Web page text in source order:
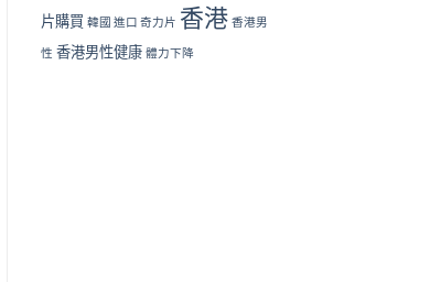
片購買 韓國 進口 奇力片 香港 香港男
性 香港男性健康 體力下降